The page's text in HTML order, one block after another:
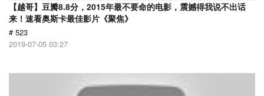
【越哥】豆瓣8.8分，2015年最不要命的电影，震撼得我说不出话
来！速看奥斯卡最佳影片《聚焦》
# 523
2019-07-05 03:27